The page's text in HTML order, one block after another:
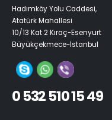
Hadımköy Yolu Caddesi,
Atatürk Mahallesi
10/13 Kat 2 Kıraç-Esenyurt
Büyükçekmece-İstanbul
0 532 510 15 49